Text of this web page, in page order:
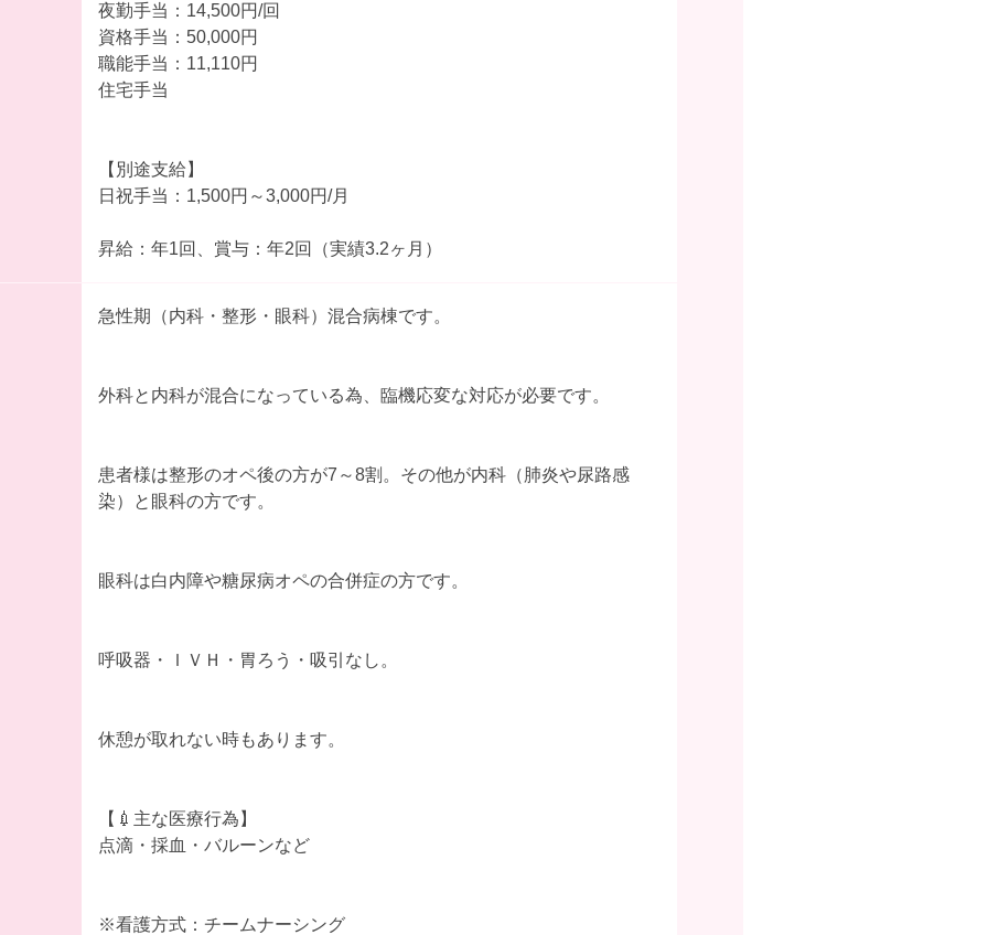
夜勤手当：14,500円/回
資格手当：50,000円
職能手当：11,110円
住宅手当
【別途支給】
日祝手当：1,500円～3,000円/月
昇給：年1回、賞与：年2回（実績3.2ヶ月）
急性期（内科・整形・眼科）混合病棟です。
外科と内科が混合になっている為、臨機応変な対応が必要です。
患者様は整形のオペ後の方が7～8割。その他が内科（肺炎や尿路感
染）と眼科の方です。
眼科は白内障や糖尿病オペの合併症の方です。
呼吸器・ＩＶＨ・胃ろう・吸引なし。
休憩が取れない時もあります。
【💉主な医療行為】
点滴・採血・バルーンなど
※看護方式：チームナーシング